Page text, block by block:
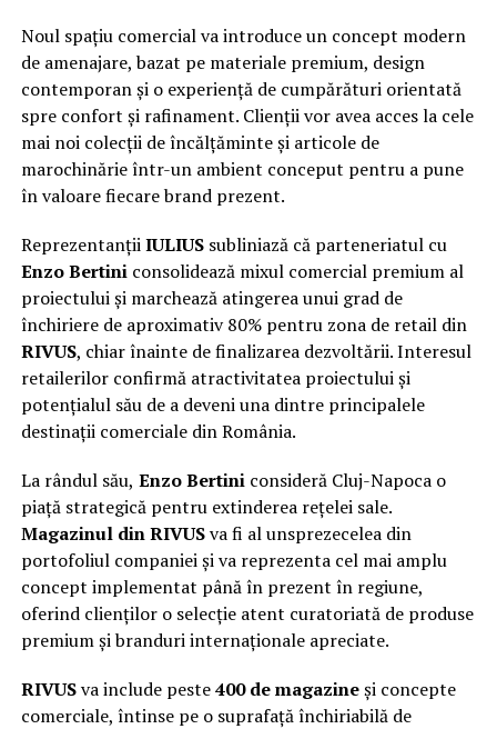
Noul spațiu comercial va introduce un concept modern
de amenajare, bazat pe materiale premium, design
contemporan și o experiență de cumpărături orientată
spre confort și rafinament. Clienții vor avea acces la cele
mai noi colecții de încălțăminte și articole de
marochinărie într-un ambient conceput pentru a pune
în valoare fiecare brand prezent.
ReprezentanțiiIULIUSsubliniază că parteneriatul cu
Enzo Bertiniconsolidează mixul comercial premium al
proiectului și marchează atingerea unui grad de
închiriere de aproximativ 80% pentru zona de retail din
RIVUS, chiar înainte de finalizarea dezvoltării. Interesul
retailerilor confirmă atractivitatea proiectului și
potențialul său de a deveni una dintre principalele
destinații comerciale din România.
La rândul său, Enzo Bertiniconsideră Cluj-Napoca o
piață strategică pentru extinderea rețelei sale.
Magazinul din RIVUSva fi al unsprezecelea din
portofoliul companiei și va reprezenta cel mai amplu
concept implementat până în prezent în regiune,
oferind clienților o selecție atent curatoriată de produse
premium și branduri internaționale apreciate.
RIVUSva include peste400 de magazineși concepte
comerciale, întinse pe o suprafață închiriabilă de